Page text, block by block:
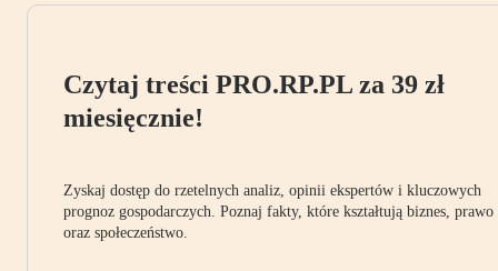
Czytaj treści PRO.RP.PL za 39 zł
miesięcznie!
Zyskaj dostęp do rzetelnych analiz, opinii ekspertów i kluczowych
prognoz gospodarczych. Poznaj fakty, które kształtują biznes, prawo
oraz społeczeństwo.